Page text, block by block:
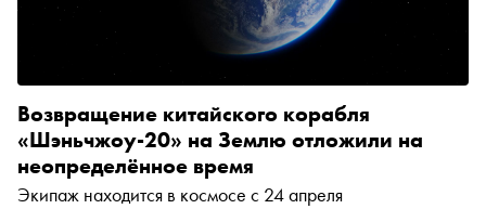
Возвращение китайского корабля
«Шэньчжоу-20» на Землю отложили на
неопределённое время
Экипаж находится в космосе с 24 апреля